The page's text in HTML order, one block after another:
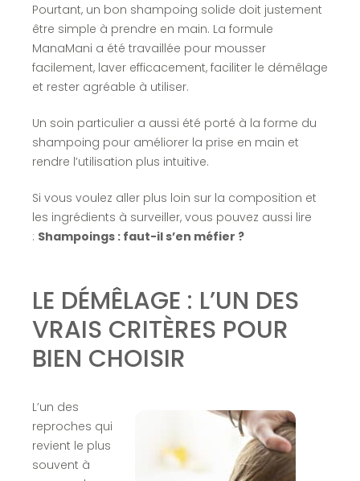
Pourtant, un bon shampoing solide doit justement
être simple à prendre en main. La formule
ManaMani a été travaillée pour mousser
facilement, laver efficacement, faciliter le démêlage
et rester agréable à utiliser.
Un soin particulier a aussi été porté à la forme du
shampoing pour améliorer la prise en main et
rendre l’utilisation plus intuitive.
Si vous voulez aller plus loin sur la composition et
les ingrédients à surveiller, vous pouvez aussi lire
: Shampoings : faut-il s’en méfier ?
LE DÉMÊLAGE : L’UN DES
VRAIS CRITÈRES POUR
BIEN CHOISIR
L’un des
reproches qui
revient le plus
souvent à